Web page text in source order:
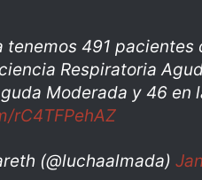
tenemos 491
Respiratoria
Moderada y 46 en
rC4TFPehAZ
(@luchaalmada)